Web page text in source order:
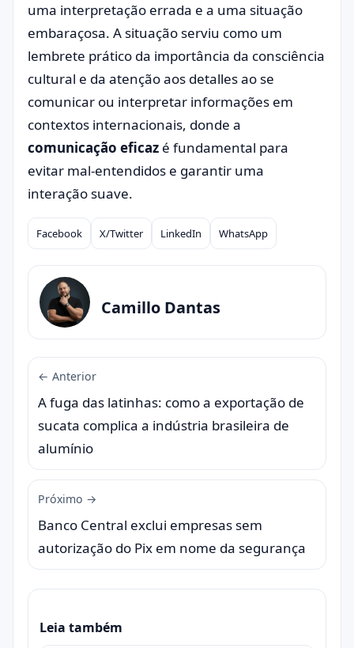
uma interpretação errada e a uma situação
embaraçosa. A situação serviu como um
lembrete prático da importância da consciência
cultural e da atenção aos detalles ao se
comunicar ou interpretar informações em
contextos internacionais, donde a
comunicação eficaz é fundamental para
evitar mal-entendidos e garantir uma
interação suave.
Compartilhar
Facebook X/Twitter LinkedIn WhatsApp
Camillo Dantas
← Anterior
A fuga das latinhas: como a exportação de
sucata complica a indústria brasileira de
alumínio
Próximo →
Banco Central exclui empresas sem
autorização do Pix em nome da segurança
Leia também